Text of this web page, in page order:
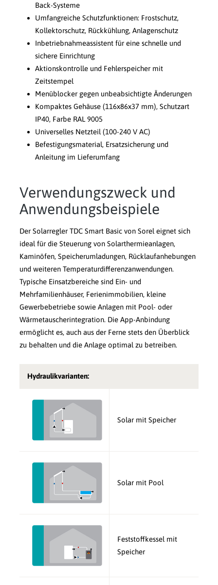
Back-Systeme
Umfangreiche Schutzfunktionen: Frostschutz,
Kollektorschutz, Rückkühlung, Anlagenschutz
Inbetriebnahmeassistent für eine schnelle und
sichere Einrichtung
Aktionskontrolle und Fehlerspeicher mit
Zeitstempel
Menüblocker gegen unbeabsichtigte Änderungen
Kompaktes Gehäuse (116x86x37 mm), Schutzart
IP40, Farbe RAL 9005
Universelles Netzteil (100-240 V AC)
Befestigungsmaterial, Ersatzsicherung und
Anleitung im Lieferumfang
Verwendungszweck und
Anwendungsbeispiele
Der Solarregler TDC Smart Basic von Sorel eignet sich
ideal für die Steuerung von Solarthermieanlagen,
Kaminöfen, Speicherumladungen, Rücklaufanhebungen
und weiteren Temperaturdifferenzanwendungen.
Typische Einsatzbereiche sind Ein- und
Mehrfamilienhäuser, Ferienimmobilien, kleine
Gewerbebetriebe sowie Anlagen mit Pool- oder
Wärmetauscherintegration. Die App-Anbindung
ermöglicht es, auch aus der Ferne stets den Überblick
zu behalten und die Anlage optimal zu betreiben.
Hydraulikvarianten:
Solar mit Speicher
Solar mit Pool
Feststoffkessel mit
Speicher